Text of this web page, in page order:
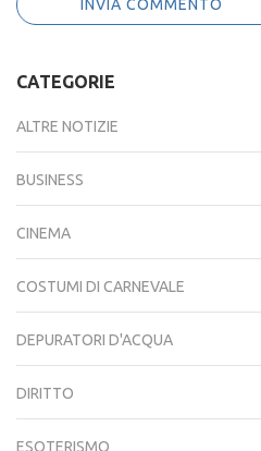
CATEGORIE
ALTRE NOTIZIE
BUSINESS
CINEMA
COSTUMI DI CARNEVALE
DEPURATORI D'ACQUA
DIRITTO
ESOTERISMO